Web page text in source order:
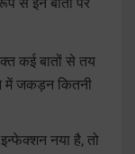
कई बातों से तय
में जकड़न कितनी
नया है, तो